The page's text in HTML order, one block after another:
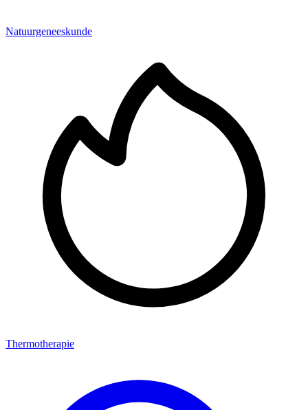
Natuurgeneeskunde
Thermotherapie